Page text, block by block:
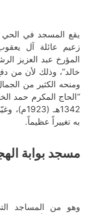
يقع المسجد في الحي
زعيم عائلة آل
المؤرخ عبد العزيز
خالد”، وذلك لأن من
ومنحه الكثير من
“الحاج المكرم حمد
1342هـ
به تغييراً عظيماً.
مسجد بوابة
وهو من المساجد